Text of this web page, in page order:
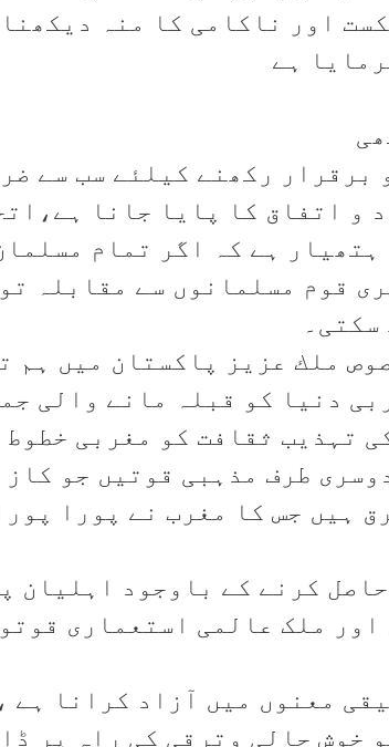
اور ناکامی کا منہ دیکھنا
ہے
برقرار رکھنے کیلئے سب سے
و اتفاق کا پایا جانا
ہے کہ اگر تمام
قوم مسلمانوں سے مقابلہ
ملك عزيز پاکستان میں ہم
دنیا کو قبلہ مانے والی
تہذیب ثقافت کو مغربی خطوط
طرف مذہبی قوتیں جو کاز
ہیں جس کا مغرب نے پورا
حاصل کرنے کے باوجود اہلیان
ملک عالمی استعماری
معنوں میں آزاد کرانا ہے
خوش حالی وترقی کی راہ پر